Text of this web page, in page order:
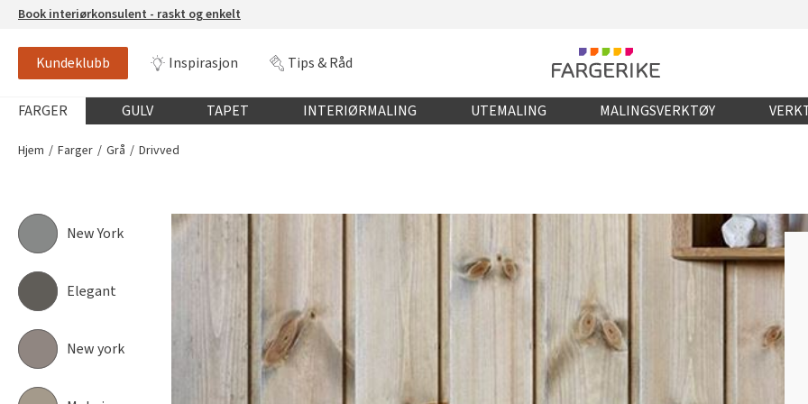
Book interiørkonsulent - raskt og enkelt
Kundeklubb Inspirasjon Tips & Råd
Globalnavigasjon mobil
FARGER GULV TAPET INTERIØRMALING UTEMALING MALINGSVERKTØY
DRIVVED
Hjem Farger Grå Drivved
New York
Elegant
New york